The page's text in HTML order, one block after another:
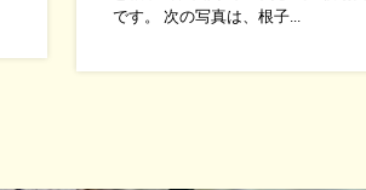
です。 次の写真は、根子...